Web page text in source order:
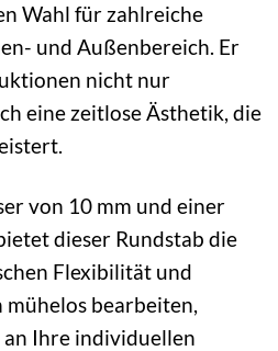
Wahl für zahlreiche
und Außenbereich. Er
nicht nur
eine zeitlose Ästhetik, die
von 10 mm und einer
dieser Rundstab die
Flexibilität und
mühelos bearbeiten,
an Ihre individuellen